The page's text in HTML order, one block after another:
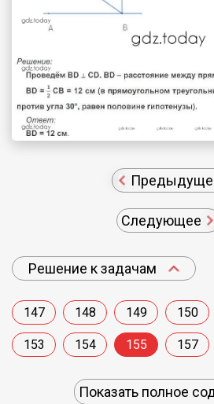
Следующее
Решение к задачам
147 148 149 150
153 154 155 157
Показать полное